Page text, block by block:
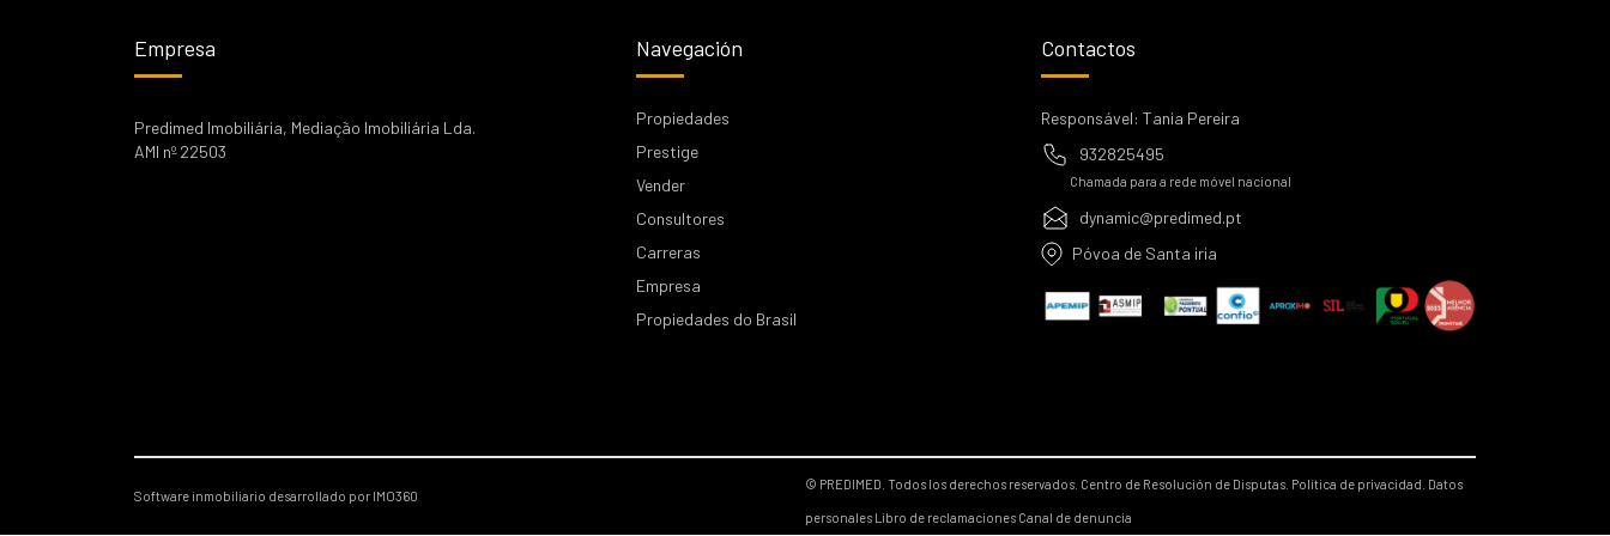
Empresa
Predimed Imobiliária, Mediação Imobiliária Lda.
AMI nº 22503
Navegación
Propiedades
Prestige
Vender
Consultores
Carreras
Empresa
Propiedades do Brasil
Contactos
Responsável: Tania Pereira
932825495
Chamada para a rede móvel nacional
dynamic@predimed.pt
Póvoa de Santa iria
Software inmobiliario desarrollado por IMO360
© PREDIMED. Todos los derechos reservados. Centro de Resolución de Disputas. Política de privacidad. Datos
personalesLibro de reclamaciones Canal de denuncia